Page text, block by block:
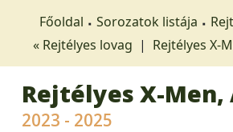
Főoldal Sorozatok listája
« Rejtélyes lovag | Rejtélyes X-
Rejtélyes X-Men,
2023 - 2025